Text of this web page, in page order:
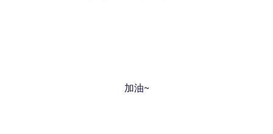
加油~